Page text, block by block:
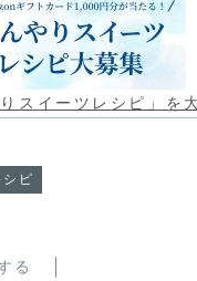
スイーツレシピ」を
シピ
る